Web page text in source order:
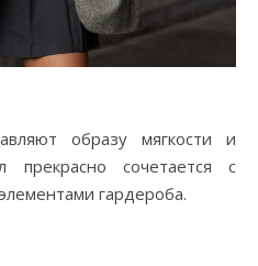
образу мягкости и
прекрасно сочетается с
гардероба.